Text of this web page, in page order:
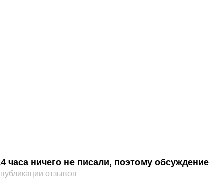
часа ничего не писали, поэтому
отзывов